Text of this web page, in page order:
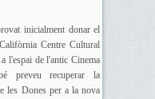
inicialment donar el
Centre Cultural
l'espai de l'antic Cinema
preveu recuperar la
les Dones per a la nova